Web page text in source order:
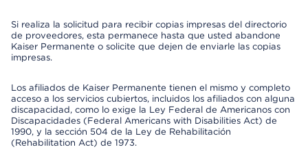
Si realiza la solicitud para recibir copias impresas del directorio
de proveedores, esta permanece hasta que usted abandone
Kaiser Permanente o solicite que dejen de enviarle las copias
impresas.
Los afiliados de Kaiser Permanente tienen el mismo y completo
acceso a los servicios cubiertos, incluidos los afiliados con alguna
discapacidad, como lo exige la Ley Federal de Americanos con
Discapacidades (Federal Americans with Disabilities Act) de
1990, y la sección 504 de la Ley de Rehabilitación
(Rehabilitation Act) de 1973.